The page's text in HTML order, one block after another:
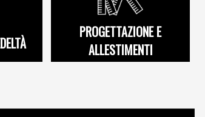
PROGETTAZIONE E
ALLESTIMENTI